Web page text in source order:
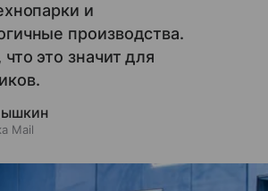
и
производства.
это значит для
Mail